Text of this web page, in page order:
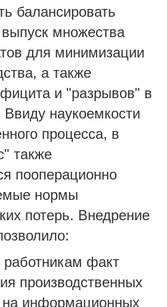
балансировать
множества
для минимизации
а также
и "разрывов" в
наукоемкости
процесса, в
также
пооперационно
нормы
потерь. Внедрение
факт
производственных
на информационных